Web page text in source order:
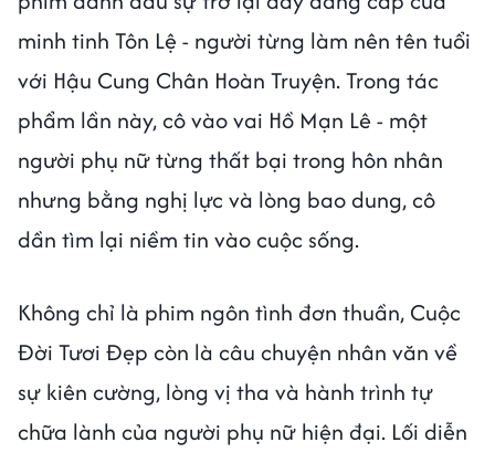
minh tinh Tôn Lệ - người từng làm nên tên tuổi
với Hậu Cung Chân Hoàn Truyện. Trong tác
phẩm lần này, cô vào vai Hồ Mạn Lê - một
người phụ nữ từng thất bại trong hôn nhân
nhưng bằng nghị lực và lòng bao dung, cô
dần tìm lại niềm tin vào cuộc sống.
Không chỉ là phim ngôn tình đơn thuần, Cuộc
Đời Tươi Đẹp còn là câu chuyện nhân văn về
sự kiên cường, lòng vị tha và hành trình tự
chữa lành của người phụ nữ hiện đại. Lối diễn